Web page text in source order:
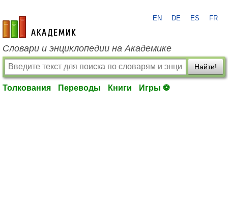
academic.ru
EN DE ES FR
Словари и энциклопедии на Академике
Найти!
Толкования Переводы Книги Игры ⚽